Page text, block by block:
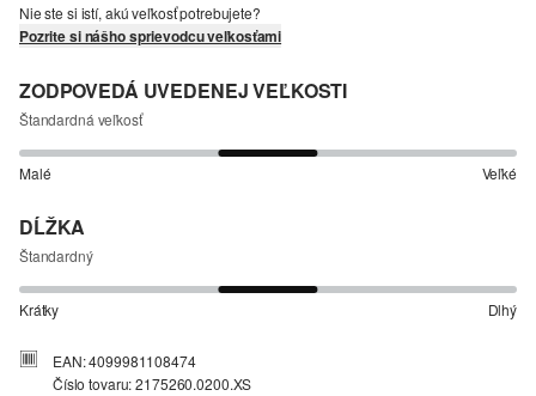
Nie ste si istí, akú veľkosť potrebujete?
Pozrite si nášho sprievodcu veľkosťami
ZODPOVEDÁ UVEDENEJ VEĽKOSTI
Štandardná veľkosť
Malé Veľké
DĹŽKA
Štandardný
Krátky Dlhý
EAN: 4099981108474
Číslo tovaru: 2175260.0200.XS